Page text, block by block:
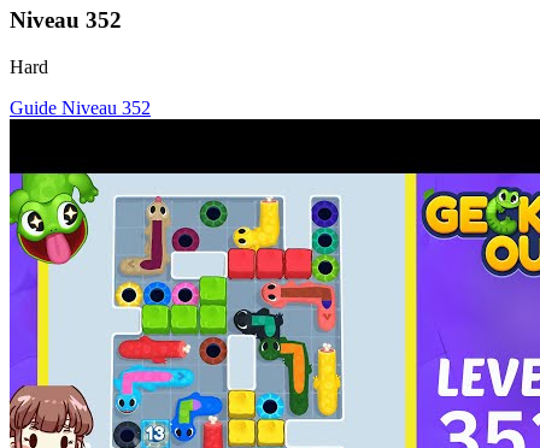
Niveau 352
Hard
Guide Niveau 352